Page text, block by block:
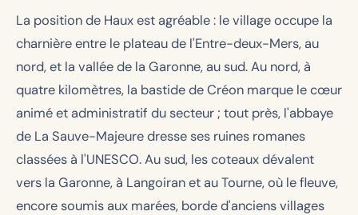
La position de Haux est agréable : le village occupe la
charnière entre le plateau de l'Entre-deux-Mers, au
nord, et la vallée de la Garonne, au sud. Au nord, à
quatre kilomètres, la bastide de Créon marque le cœur
animé et administratif du secteur ; tout près, l'abbaye
de La Sauve-Majeure dresse ses ruines romanes
classées à l'UNESCO. Au sud, les coteaux dévalent
vers la Garonne, à Langoiran et au Tourne, où le fleuve,
encore soumis aux marées, borde d'anciens villages